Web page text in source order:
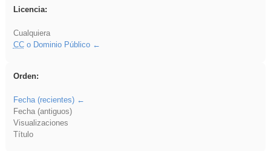
Licencia:
Cualquiera
CCo Dominio Público
Orden:
Fecha (recientes)
Fecha (antiguos)
Visualizaciones
Título